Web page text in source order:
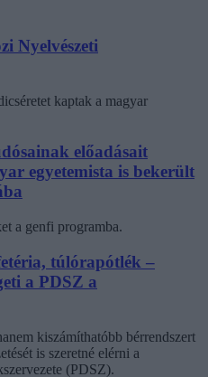
Nyelvészeti
kaptak a magyar
előadásait
egyetemista is bekerült
a genfi programba.
túlórapótlék –
a PDSZ a
kiszámíthatóbb bérrendszert
is szeretné elérni a
(PDSZ).